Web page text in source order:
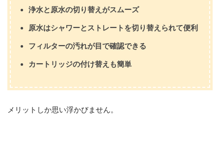
浄水と原水の切り替えがスムーズ
原水はシャワーとストレートを切り替えられて便利
フィルターの汚れが目で確認できる
カートリッジの付け替えも簡単
メリットしか思い浮かびません。